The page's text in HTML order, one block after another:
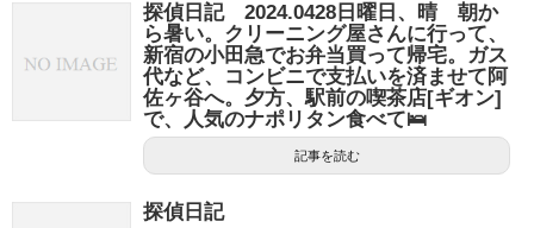
探偵日記 2024.0428日曜日、晴 朝か
ら暑い。クリーニング屋さんに行って、
新宿の小田急でお弁当買って帰宅。ガス
代など、コンビニで支払いを済ませて阿
佐ヶ谷へ。夕方、駅前の喫茶店[ギオン]
で、人気のナポリタン食べて🛌
記事を読む
探偵日記